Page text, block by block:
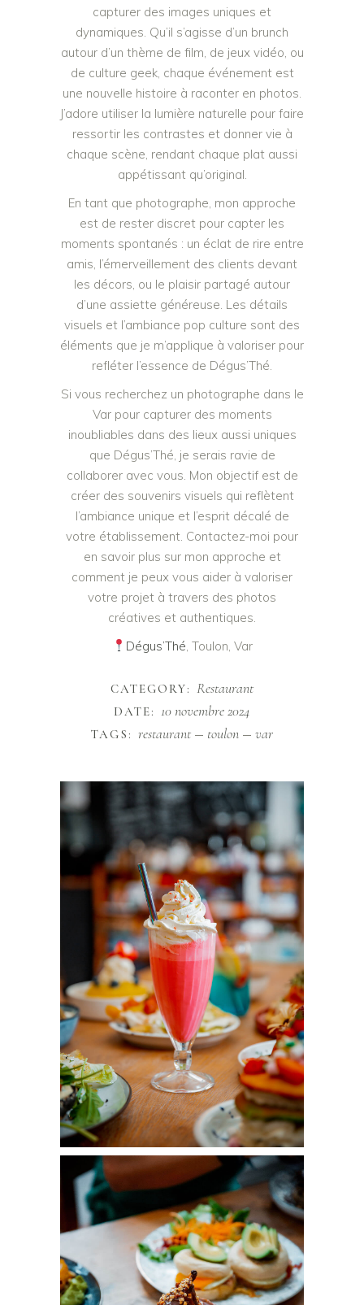
capturer des images uniques et
dynamiques. Qu’il s’agisse d’un brunch
autour d’un thème de film, de jeux vidéo, ou
de culture geek, chaque événement est
une nouvelle histoire à raconter en photos.
J’adore utiliser la lumière naturelle pour faire
ressortir les contrastes et donner vie à
chaque scène, rendant chaque plat aussi
appétissant qu’original.
En tant que photographe, mon approche
est de rester discret pour capter les
moments spontanés : un éclat de rire entre
amis, l’émerveillement des clients devant
les décors, ou le plaisir partagé autour
d’une assiette généreuse. Les détails
visuels et l’ambiance pop culture sont des
éléments que je m’applique à valoriser pour
refléter l’essence de Dégus’Thé.
Si vous recherchez un photographe dans le
Var pour capturer des moments
inoubliables dans des lieux aussi uniques
que Dégus’Thé, je serais ravie de
collaborer avec vous. Mon objectif est de
créer des souvenirs visuels qui reflètent
l’ambiance unique et l’esprit décalé de
votre établissement. Contactez-moi pour
en savoir plus sur mon approche et
comment je peux vous aider à valoriser
votre projet à travers des photos
créatives et authentiques.
Dégus’Thé , Toulon, Var
CATEGORY: Restaurant
DATE: 10 novembre 2024
TAGS: restaurant toulon var